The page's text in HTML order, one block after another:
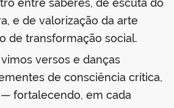
entre saberes, de escuta do
e de valorização da arte
de transformação social.
vimos versos e danças
de consciência crítica,
fortalecendo, em cada